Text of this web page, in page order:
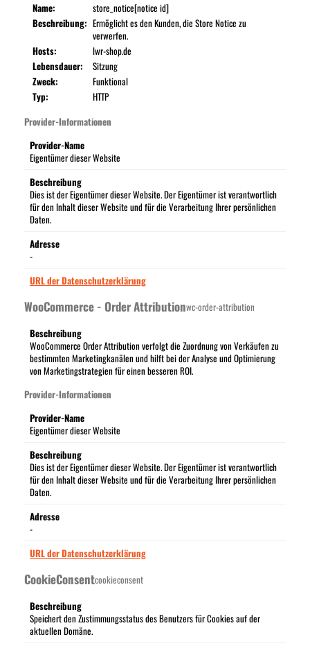
Name:
store_notice[notice id]
Beschreibung: Ermöglicht es den Kunden, die Store Notice zu
verwerfen.
Hosts:
lwr-shop.de
Lebensdauer:
Sitzung
Zweck:
Funktional
Typ:
HTTP
Provider-Informationen
Provider-Name
Eigentümer dieser Website
Beschreibung
Dies ist der Eigentümer dieser Website. Der Eigentümer ist verantwortlich
für den Inhalt dieser Website und für die Verarbeitung Ihrer persönlichen
Daten.
Adresse
-
URL der Datenschutzerklärung
WooCommerce - Order Attributionwc-order-attribution
Beschreibung
WooCommerce Order Attribution verfolgt die Zuordnung von Verkäufen zu
bestimmten Marketingkanälen und hilft bei der Analyse und Optimierung
von Marketingstrategien für einen besseren ROI.
Provider-Informationen
Provider-Name
Eigentümer dieser Website
Beschreibung
Dies ist der Eigentümer dieser Website. Der Eigentümer ist verantwortlich
für den Inhalt dieser Website und für die Verarbeitung Ihrer persönlichen
Daten.
Adresse
-
URL der Datenschutzerklärung
CookieConsentcookieconsent
Beschreibung
Speichert den Zustimmungsstatus des Benutzers für Cookies auf der
aktuellen Domäne.